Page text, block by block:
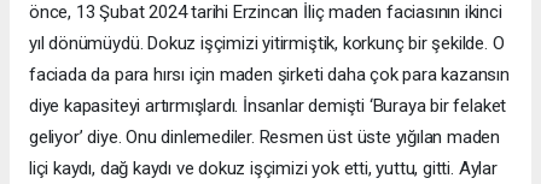
önce, 13 Şubat 2024 tarihi Erzincan İliç maden faciasının ikinci
yıl dönümüydü. Dokuz işçimizi yitirmiştik, korkunç bir şekilde. O
faciada da para hırsı için maden şirketi daha çok para kazansın
diye kapasiteyi artırmışlardı. İnsanlar demişti ‘Buraya bir felaket
geliyor’ diye. Onu dinlemediler. Resmen üst üste yığılan maden
liçi kaydı, dağ kaydı ve dokuz işçimizi yok etti, yuttu, gitti. Aylar